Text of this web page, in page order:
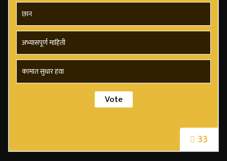
33
छान
अभ्यासपूर्ण माहिती
कामात सुधार हवा